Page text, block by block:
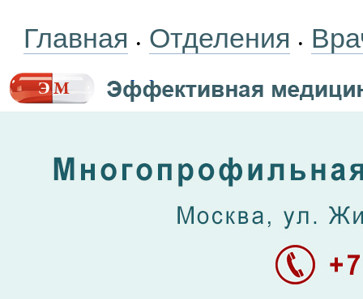
Главная • Отделения •